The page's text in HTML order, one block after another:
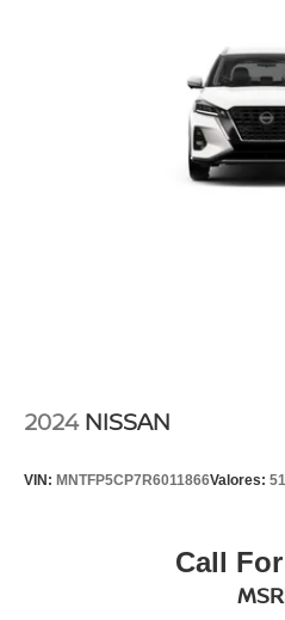
2024 NISSAN
VIN: MNTFP5CP7R6011866Valores:
Call